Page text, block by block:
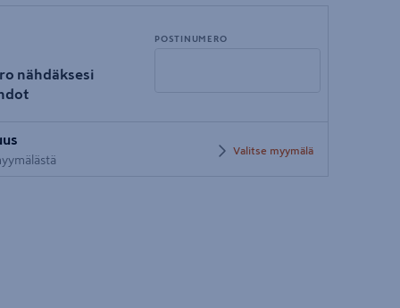
nähdäksesi
POSTINUMERO
postinumero
Valitse myymälä